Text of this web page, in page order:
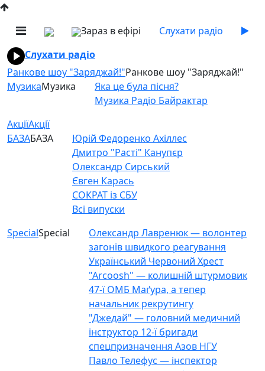
Зараз в ефірі
Слухати радіо
Слухати радіо
Ранкове шоу "Заряджай!"Ранкове шоу "Заряджай!"
МузикаМузика
Яка це була пісня?
Музика Радіо Байрактар
АкціїАкції
БАЗАБАЗА
Юрій Федоренко Ахіллес
Дмитро "Расті" Канупєр
Олександр Сирський
Євген Карась
СОКРАТ із СБУ
Всі випуски
SpecialSpecial
Олександр Лавренюк — волонтер
загонів швидкого реагування
Український Червоний Хрест
"Arcoosh" — колишній штурмовик
47-ї ОМБ Маґура, а тепер
начальник рекрутингу
"Джедай" — головний медичний
інструктор 12-ї бригади
спецпризначення Азов НГУ
Павло Телефус — інспектор